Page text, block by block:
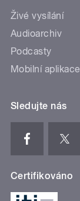
Živé vysílání
Audioarchiv
Podcasty
Mobilní aplikace
Sledujte nás
Certifikováno